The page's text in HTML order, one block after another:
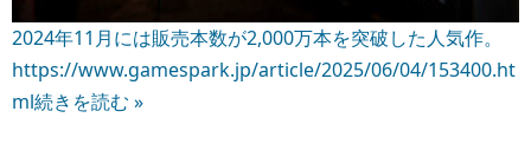
2024年11月には販売本数が2,000万本を突破した人気作。
https://www.gamespark.jp/article/2025/06/04/153400.ht
ml続きを読む »